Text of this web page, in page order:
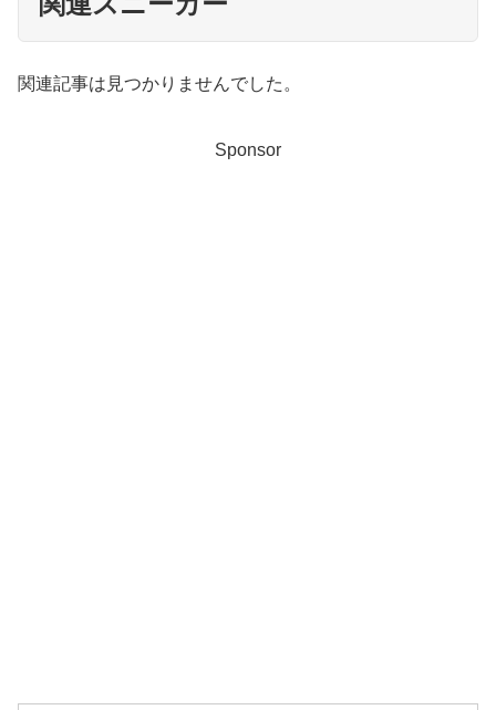
関連記事は見つかりませんでした。
Sponsor